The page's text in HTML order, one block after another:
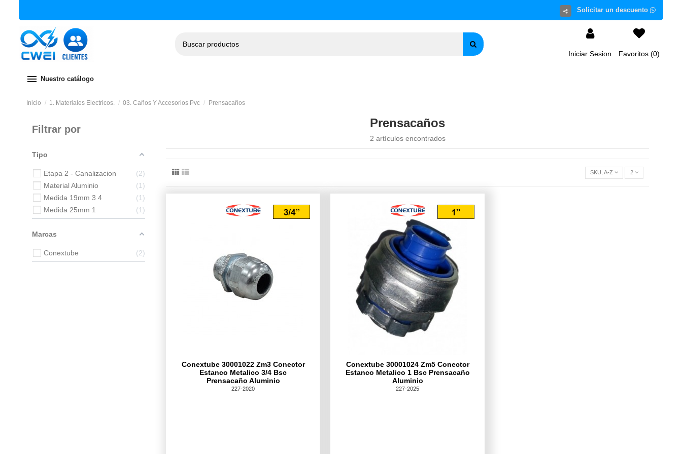
Iniciar Sesion Favoritos (0)
menu Nuestro catálogo
Inicio 1. Materiales Electricos. 03. Caños Y Accesorios Pvc Prensacaños
Prensacaños
2 artículos encontrados
Conextube 30001022 Zm3 Conector
Estanco Metalico 3/4 Bsc
Prensacaño Aluminio
227-2020
Conextube 30001024 Zm5 Conector
Estanco Metalico 1 Bsc Prensacaño
Aluminio
227-2025
Filtrar por
Tipo
Etapa 2 - Canalizacion
2
Material Aluminio
1
Medida 19mm 3 4
1
Medida 25mm 1
1
Marcas
Conextube 2